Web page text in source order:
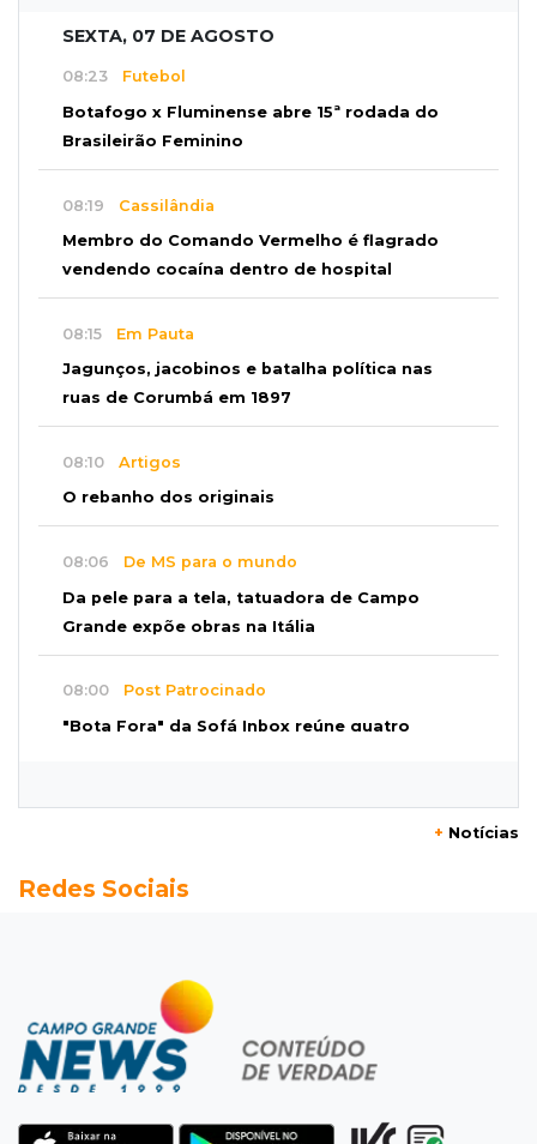
SEXTA, 07 DE AGOSTO
08:23 Futebol
Botafogo x Fluminense abre 15ª rodada do
Brasileirão Feminino
08:19 Cassilândia
Membro do Comando Vermelho é flagrado
vendendo cocaína dentro de hospital
08:15 Em Pauta
Jagunços, jacobinos e batalha política nas
ruas de Corumbá em 1897
08:10 Artigos
O rebanho dos originais
08:06 De MS para o mundo
Da pele para a tela, tatuadora de Campo
Grande expõe obras na Itália
08:00 Post Patrocinado
"Bota Fora" da Sofá Inbox reúne quatro
passeio campo-grandense
Torneio de futsal abre 34ª edição com quatro
jogos neste sábado
07:48Pele Vermelha, Corona, Valley...
imaginação de Scalise
+ Notícias
Redes Sociais